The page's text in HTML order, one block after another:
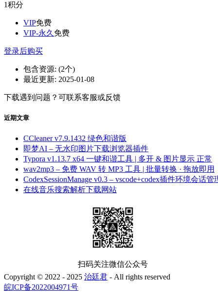
1积分
VIP免费
VIP-永久 免费
登录后购买
包含资源: (2个)
最近更新: 2025-01-08
下载遇到问题？可联系客服或反馈
近期文章
CCleaner v7.9.1432 绿色和谐版
即梦AI – 无水印图片下载浏览器插件
Typora v1.13.7 x64 一键和谐工具 | 多开 & 图片显示 正常
wav2mp3 – 免费 WAV 转 MP3 工具 | 批量转换 · 拖放即用
CodexSessionManage v0.3 – vscode+codex插件环境会话管
在线音乐搜索解析下载网站
扫码关注微信公众号
Copyright © 2022 - 2025 治廷君 - All rights reserved
皖ICP备2022004971号